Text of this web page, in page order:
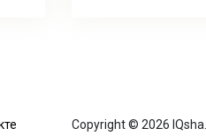
Copyright © 2026